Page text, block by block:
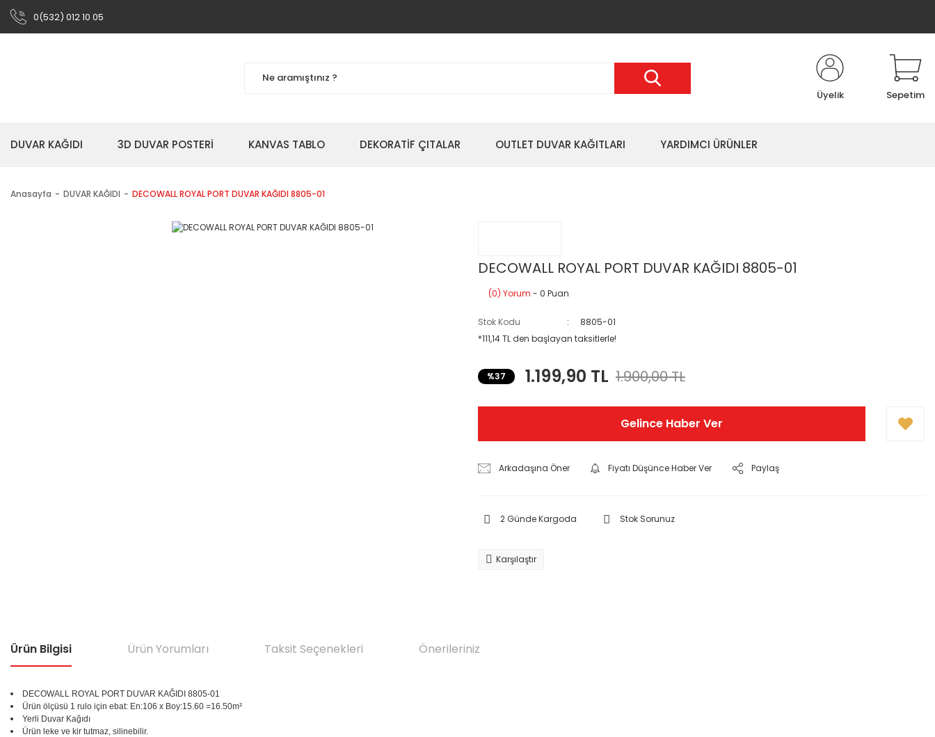
0(532) 012 10 05
Üyelik Sepetim
DUVAR KAĞIDI 3D DUVAR POSTERİ KANVAS TABLO DEKORATİF ÇITALAR OUTLET DUVAR KAĞITLARI YARDIMCI ÜRÜNLER
Anasayfa DUVAR KAĞIDI DECOWALL ROYAL PORT DUVAR KAĞIDI 8805-01
DECOWALL ROYAL PORT DUVAR KAĞIDI 8805-01
(0) Yorum - 0 Puan
Stok Kodu
8805-01
*111,14 TL den başlayan taksitlerle!
%37 1.199,90 TL 1.900,00 TL
Gelince Haber Ver
Arkadaşına Öner Fiyatı Düşünce Haber Ver Paylaş
2 Günde Kargoda Stok Sorunuz
Karşılaştır
Ürün Bilgisi Ürün Yorumları Taksit Seçenekleri Önerileriniz
DECOWALL ROYAL PORT DUVAR KAĞIDI 8805-01
Ürün ölçüsü 1 rulo için ebat: En:106 x Boy:15.60 =16.50m²
Yerli Duvar Kağıdı
Ürün leke ve kir tutmaz, silinebilir.